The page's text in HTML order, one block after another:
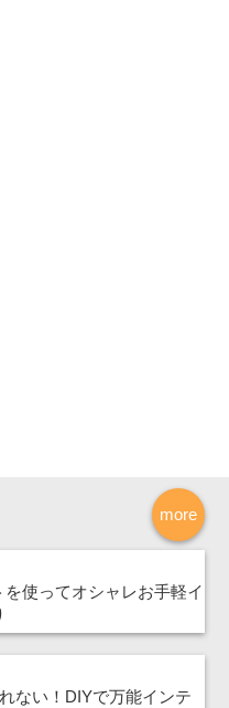
more
使ってオシャレお手軽イ
ない！DIYで万能インテ